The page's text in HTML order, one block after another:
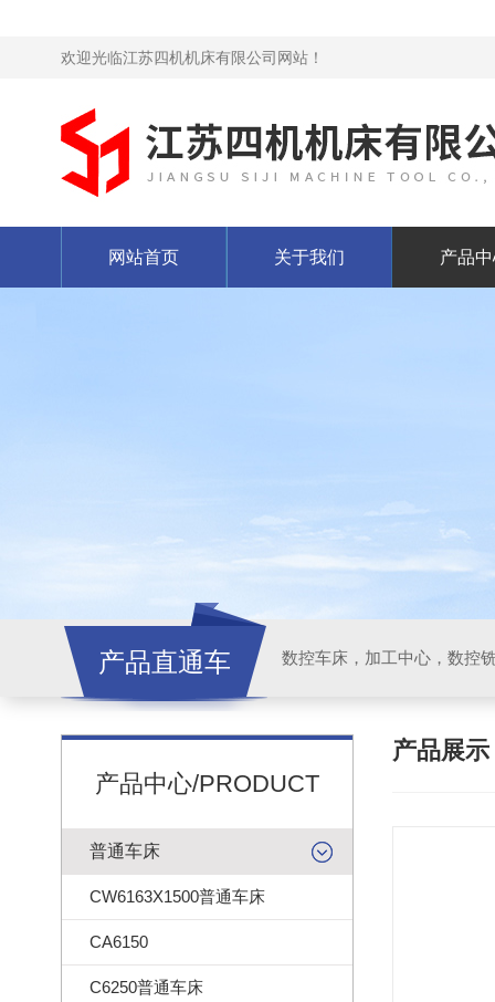
欢迎光临江苏四机机床有限公司网站！
网站首页 关于我们 产品
产品直通车
产品中心/PRODUCT
普通车床
CW6163X1500普通车床
CA6150
C6250普通车床
产品展示